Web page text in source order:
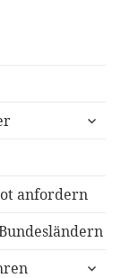
expand
anfordern
expand